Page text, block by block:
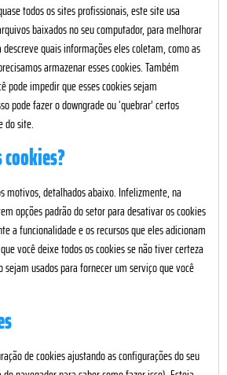
todos os sites profissionais, este site usa
baixados no seu computador, para melhorar
quais informações eles coletam, como as
armazenar esses cookies. Também
pode impedir que esses cookies sejam
pode fazer o downgrade ou ‘quebrar’ certos
do site.
cookies?
motivos, detalhados abaixo. Infelizmente, na
opções padrão do setor para desativar os cookies
a funcionalidade e os recursos que eles adicionam
você deixe todos os cookies se não tiver certeza
sejam usados para fornecer um serviço que você
de cookies ajustando as configurações do seu